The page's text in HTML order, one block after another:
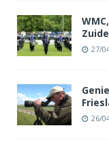
27/
26/